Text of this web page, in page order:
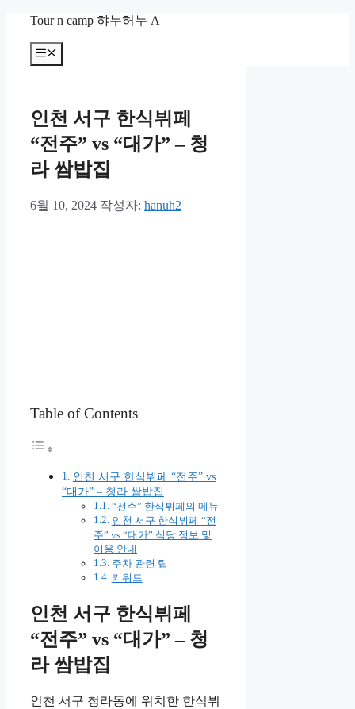
Tour n camp 햐누허누 A
메
뉴
인천 서구 한식뷔페
“전주” vs “대가” – 청
라 쌈밥집
6월 10, 2024 작성자: hanuh2
Table of Contents
인천 서구 한식뷔페 “전주” vs
“대가” – 청라 쌈밥집
“전주” 한식뷔페의 메뉴
인천 서구 한식뷔페 “전
주” vs “대가” 식당 정보 및
이용 안내
주차 관련 팁
키워드
인천 서구 한식뷔페
“전주” vs “대가” – 청
라 쌈밥집
인천 서구 청라동에 위치한 한식뷔